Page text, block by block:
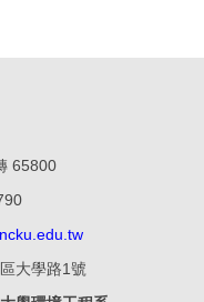
65800
大學路1號